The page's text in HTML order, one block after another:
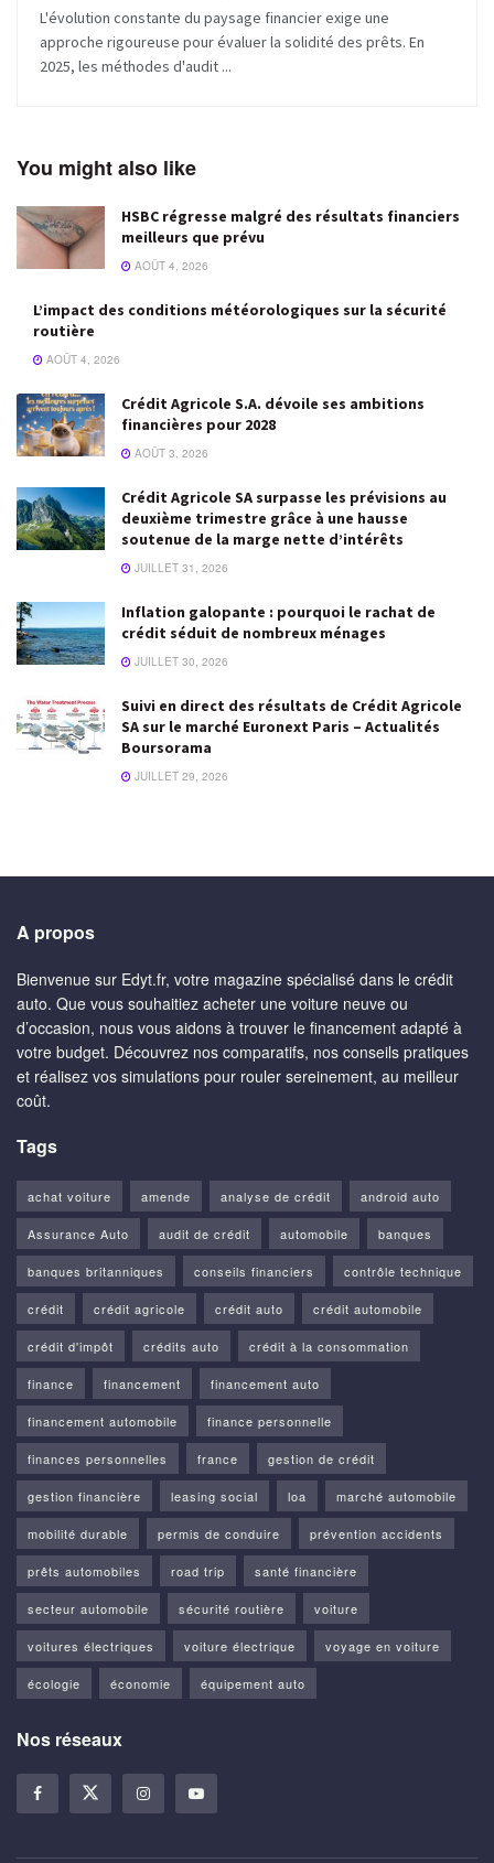
L'évolution constante du paysage financier exige une
approche rigoureuse pour évaluer la solidité des prêts. En
2025, les méthodes d'audit ...
You might also like
HSBC régresse malgré des résultats financiers
meilleurs que prévu
AOÛT 4, 2026
L’impact des conditions météorologiques sur la sécurité
routière
AOÛT 4, 2026
Crédit Agricole S.A. dévoile ses ambitions
financières pour 2028
AOÛT 3, 2026
Crédit Agricole SA surpasse les prévisions au
deuxième trimestre grâce à une hausse
soutenue de la marge nette d’intérêts
JUILLET 31, 2026
Inflation galopante : pourquoi le rachat de
crédit séduit de nombreux ménages
JUILLET 30, 2026
Suivi en direct des résultats de Crédit Agricole
SA sur le marché Euronext Paris – Actualités
Boursorama
JUILLET 29, 2026
A propos
Bienvenue sur Edyt.fr, votre magazine spécialisé dans le crédit
auto. Que vous souhaitiez acheter une voiture neuve ou
d’occasion, nous vous aidons à trouver le financement adapté à
votre budget. Découvrez nos comparatifs, nos conseils pratiques
et réalisez vos simulations pour rouler sereinement, au meilleur
coût.
Tags
achat voiture amende analyse de crédit android auto
Assurance Auto audit de crédit automobile banques
banques britanniques conseils financiers contrôle technique
crédit crédit agricole crédit auto crédit automobile
crédit d'impôt crédits auto crédit à la consommation
finance financement financement auto
financement automobile finance personnelle
finances personnelles france gestion de crédit
gestion financière leasing social loa marché automobile
mobilité durable permis de conduire prévention accidents
prêts automobiles road trip santé financière
secteur automobile sécurité routière voiture
voitures électriques voiture électrique voyage en voiture
écologie économie équipement auto
Nos réseaux